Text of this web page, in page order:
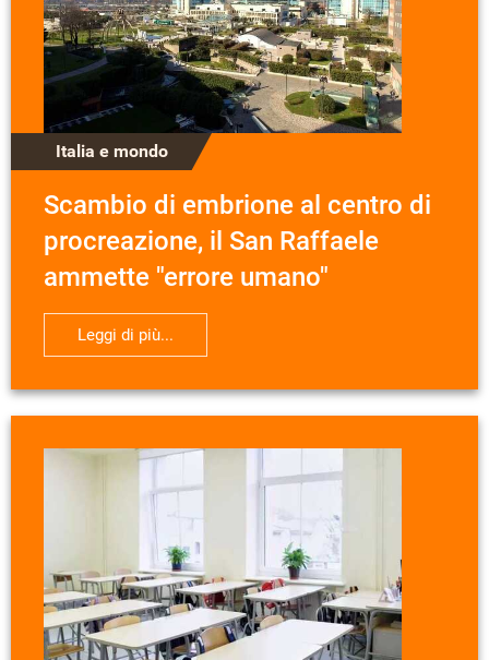
Italia e mondo
Scambio di embrione al centro di
procreazione, il San Raffaele
ammette "errore umano"
Leggi di più...